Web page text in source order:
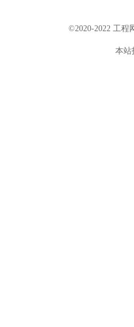
©2020-2022 工程
本站